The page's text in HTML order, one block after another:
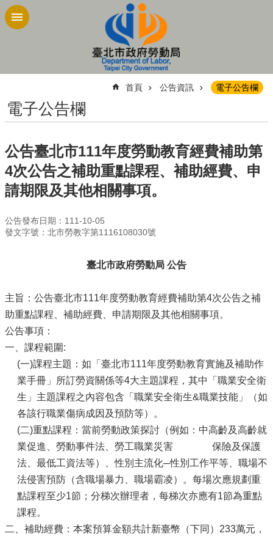
跳到主要內容區塊
首頁 公告資訊 電子公告欄
電子公告欄
公告臺北市111年度勞動教育經費補助第
4次公告之補助重點課程、補助經費、申
請期限及其他相關事項。
公告發布日期：111-10-05
發文字號：北市勞教字第1116108030號
臺北市政府勞動局 公告
主旨：公告臺北市111年度勞動教育經費補助第4次公告之補
助重點課程、補助經費、申請期限及其他相關事項。
公告事項：
一、課程範圍:
(一)課程主題：如「臺北市111年度勞動教育實施及補助作
業手冊」所訂勞資關係等4大主題課程，其中「職業安全衛
生」主題課程之內容包含「職業安全衛生&職業技能」（如
各該行職業傷病成因及預防等）。
(二)重點課程：當前勞動政策探討（例如：中高齡及高齡就
業促進、勞動事件法、勞工職業災害 保險及保護
法、最低工資法等）、性別主流化─性別工作平等、職場不
法侵害預防（含職場暴力、職場霸凌）。每場次應規劃重
點課程至少1節；分梯次辦理者，每梯次亦應有1節為重點
課程。
二、補助經費：本案預算金額共計新臺幣（下同）233萬元，